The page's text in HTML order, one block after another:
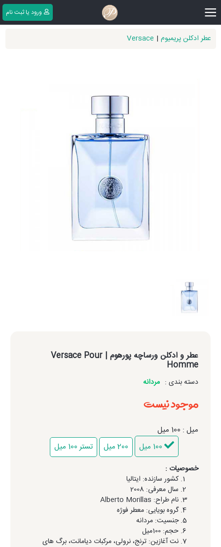
||| ورود یا ثبت ‌نام
عطر ادکلن پریمیوم |
Versace
عطر و ادکلن ورساچه پورهوم | Versace Pour
Homme
دسته بندی : مردانه
موجود نیست
میل : 100 میل
100 میل
200 میل تستر 100 میل
خصوصیات :
کشور سازنده: ایتالیا
سال معرفی: 2008
نام طراح: Alberto Morillas
گروه بویایی: معطر فوژه
جنسیت: مردانه
حجم: 100میل
نت آغازین: ترنج، نرولی، مرکبات دیامانت، برگ های